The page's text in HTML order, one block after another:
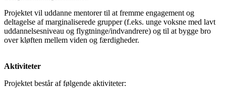
Projektet vil uddanne mentorer til at fremme engagement og
deltagelse af marginaliserede grupper (f.eks. unge voksne med lavt
uddannelsesniveau og flygtninge/indvandrere) og til at bygge bro
over kløften mellem viden og færdigheder.
Aktiviteter
Projektet består af følgende aktiviteter: